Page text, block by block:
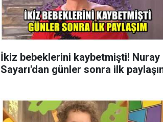
İkiz bebeklerini kaybetmişti! Nuray
Sayarı'dan günler sonra ilk